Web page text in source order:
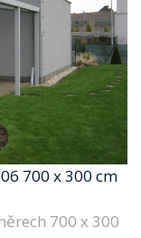
700 x 300 cm
700 x 300